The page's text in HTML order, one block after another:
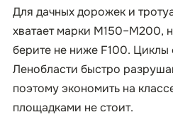
Для дачных дорожек и
хватает марки М150–М200,
берите не ниже F100. Циклы
Ленобласти быстро
поэтому экономить на
площадками не стоит.